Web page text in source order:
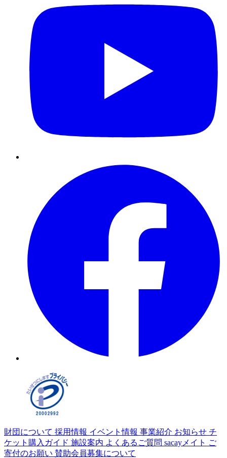
財団について 採用情報 イベント情報 事業紹介 お知らせ チ
ケット購入ガイド 施設案内 よくあるご質問 sacayメイト ご
寄付のお願い 賛助会員募集について